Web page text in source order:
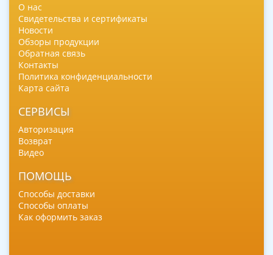
О нас
Свидетельства и сертификаты
Новости
Обзоры продукции
Обратная связь
Контакты
Политика конфиденциальности
Карта сайта
СЕРВИСЫ
Авторизация
Возврат
Видео
ПОМОЩЬ
Способы доставки
Способы оплаты
Как оформить заказ